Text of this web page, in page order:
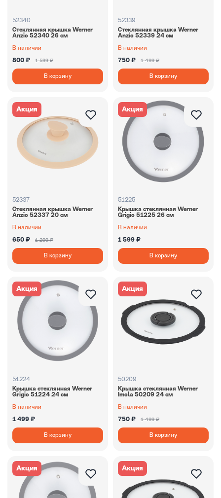
52340
Стеклянная крышка Werner
Anzio 52340 26 см
В наличии
800 ₽ 1 599 ₽
В корзину
52339
Стеклянная крышка Werner
Anzio 52339 24 см
В наличии
750 ₽ 1 499 ₽
В корзину
Акция
52337
Стеклянная крышка Werner
Anzio 52337 20 см
В наличии
650 ₽ 1 299 ₽
В корзину
Акция
51225
Крышка стеклянная Werner
Grigio 51225 26 см
В наличии
1 599 ₽
В корзину
Акция
51224
Крышка стеклянная Werner
Grigio 51224 24 см
В наличии
1 499 ₽
В корзину
Акция
50209
Крышка стеклянная Werner
Imola 50209 24 см
В наличии
750 ₽ 1 499 ₽
В корзину
Акция Акция